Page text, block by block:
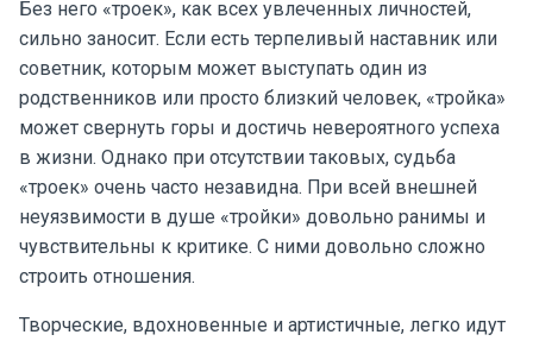
Без него «троек», как всех увлеченных личностей,
сильно заносит. Если есть терпеливый наставник или
советник, которым может выступать один из
родственников или просто близкий человек, «тройка»
может свернуть горы и достичь невероятного успеха
в жизни. Однако при отсутствии таковых, судьба
«троек» очень часто незавидна. При всей внешней
неуязвимости в душе «тройки» довольно ранимы и
чувствительны к критике. С ними довольно сложно
строить отношения.
Творческие, вдохновенные и артистичные, легко идут